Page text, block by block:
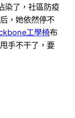
染了，社區防疫
，她依然停不
工學椅布
手不干了，要